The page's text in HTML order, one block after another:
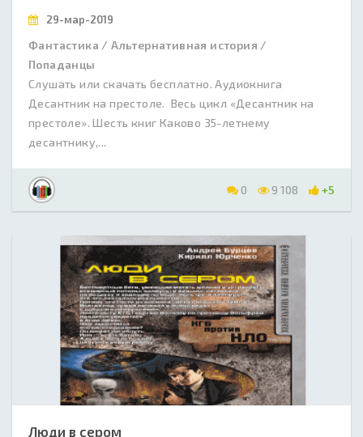
29-мар-2019
Фантастика / Альтернативная история /
Попаданцы
Слушать или скачать бесплатно. Аудиокнига
Десантник на престоле. Весь цикл «Десантник на
престоле». Шесть книг Каково 35-летнему
десантнику,...
0 9 108 +5
Люди в сером